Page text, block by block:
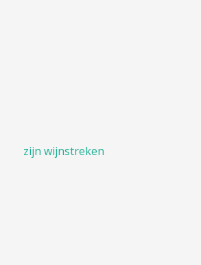
zijn wijnstreken